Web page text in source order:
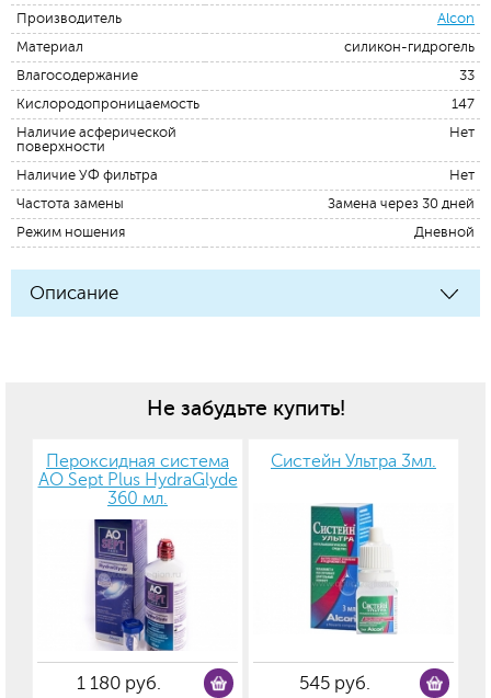
Производитель
Alcon
Материал
силикон-гидрогель
Влагосодержание
33
Кислородопроницаемость
147
Наличие асферической
поверхности
Нет
Наличие УФ фильтра
Нет
Частота замены
Замена через 30 дней
Режим ношения
Дневной
Описание
Не забудьте купить!
Пероксидная система
AO Sept Plus HydraGlyde
360 мл.
1 180 руб.
Систейн Ультра 3мл.
545 руб.